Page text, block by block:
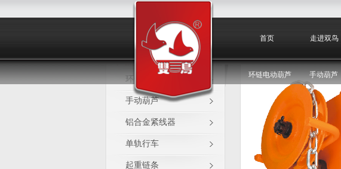
首页 走进双鸟
环链电动葫芦 手动葫芦
单轨行车
环链电动葫芦
手动葫芦
铝合金紧线器
单轨行车
起重链条